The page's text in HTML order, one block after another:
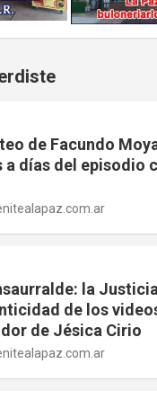
de Facundo
a días del episodio
la
de los
de Jésica Cirio